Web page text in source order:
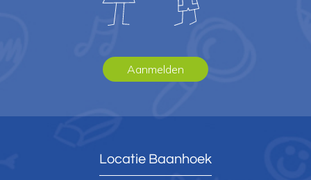
Aanmelden
Locatie Baanhoek